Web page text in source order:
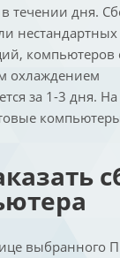
течении дня.
нестандартных
компьютеров
охлаждением
за 1-3 дня.
выбранного